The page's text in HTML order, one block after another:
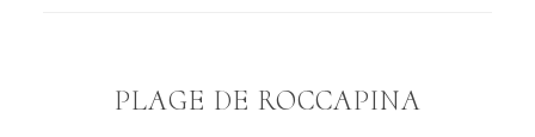
PLAGE DE ROCCAPINA